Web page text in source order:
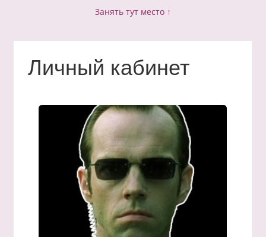
Занять тут место ↑
Личный кабинет